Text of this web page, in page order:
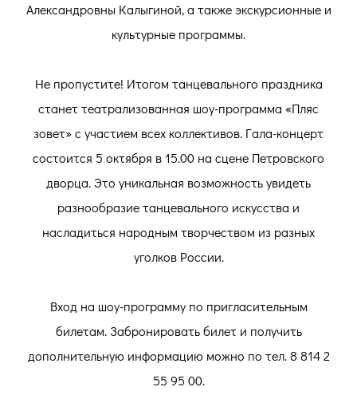
Александровны Калыгиной, а также экскурсионные и
культурные программы.
Не пропустите! Итогом танцевального праздника
станет театрализованная шоу-программа «Пляс
зовет» с участием всех коллективов. Гала-концерт
состоится 5 октября в 15.00 на сцене Петровского
дворца. Это уникальная возможность увидеть
разнообразие танцевального искусства и
насладиться народным творчеством из разных
уголков России.
Вход на шоу-программу по пригласительным
билетам. Забронировать билет и получить
дополнительную информацию можно по тел. 8 814 2
55 95 00.